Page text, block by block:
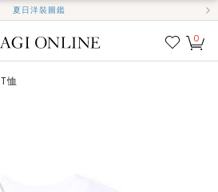
夏日洋裝圖鑑
我的
0
T恤